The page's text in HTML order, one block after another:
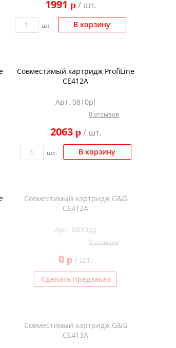
1991 p/ шт.
шт. В корзину
Совместимый картридж ProfiLine
CE412A
Арт. 0810pl
0 отзывов
2063 p/ шт.
шт. В корзину
Совместимый картридж G&G
CE412A
Арт. 0810gg
0 отзывов
0 p/ шт.
Сделать предзаказ
Совместимый картридж G&G
CE413A